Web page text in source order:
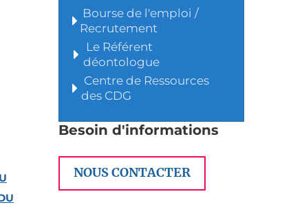
Bourse de l'emploi /
Recrutement
Le Référent
déontologue
Centre de Ressources
des CDG
Besoin d'informations
NOUS CONTACTER